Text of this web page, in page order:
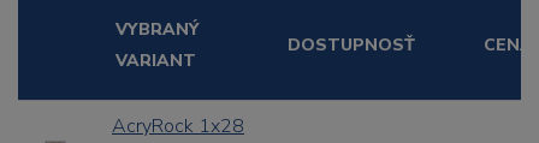
VYBRANÝ
VARIANT
DOSTUPNOSŤ CENA
AcryRock 1x28